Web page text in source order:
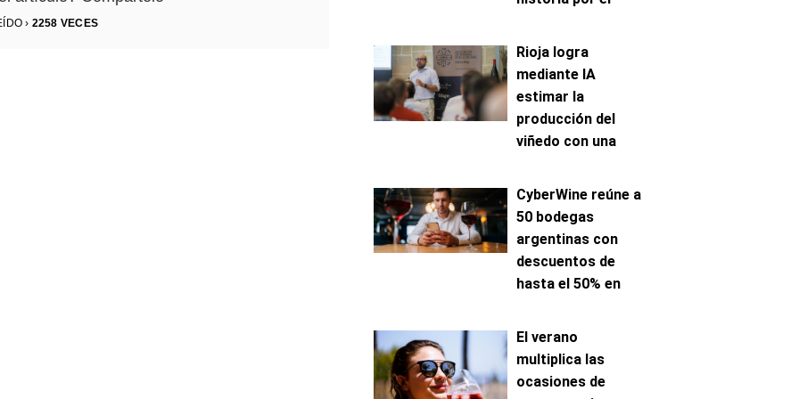
› 2258 VECES
maduración
Rioja logra
mediante IA
estimar la
producción del
viñedo con una
el 96%
CyberWine reúne a
50 bodegas
argentinas con
descuentos de
hasta el 50% en
El verano
multiplica las
ocasiones de